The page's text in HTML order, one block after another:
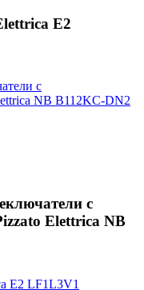
E2
с
Elettrica NB